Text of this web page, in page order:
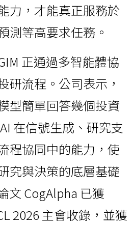
力，才能真正服務於
測等高要求任務。
正通過多智能體協
研流程。公司表示，
型簡單回答幾個投資
在信號生成、研究支
程協同中的能力，使
究與決策的底層基礎
文 CogAlpha 已獲
2026 主會收錄，並獲